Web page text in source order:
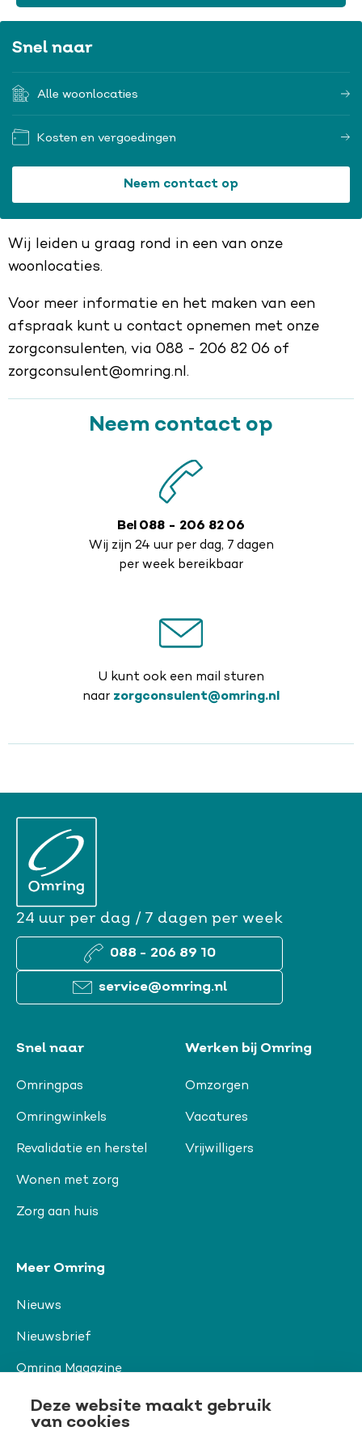
Deze website maakt gebruik
van cookies
Snel naar
Alle woonlocaties
Kosten en vergoedingen
Neem contact op
Wij leiden u graag rond in een van onze
woonlocaties.
Voor meer informatie en het maken van een
afspraak kunt u contact opnemen met onze
zorgconsulenten, via 088 - 206 82 06 of
zorgconsulent@omring.nl.
Neem contact op
Bel 088 - 206 82 06
Wij zijn 24 uur per dag, 7 dagen
per week bereikbaar
U kunt ook een mail sturen
naar zorgconsulent@omring.nl
24 uur per dag / 7 dagen per week
088 - 206 89 10
service@omring.nl
Snel naar
Omringpas
Omringwinkels
Revalidatie en herstel
Wonen met zorg
Zorg aan huis
Werken bij Omring
Omzorgen
Vacatures
Vrijwilligers
Meer Omring
Nieuws
Nieuwsbrief
Omring Magazine
Verwijzers